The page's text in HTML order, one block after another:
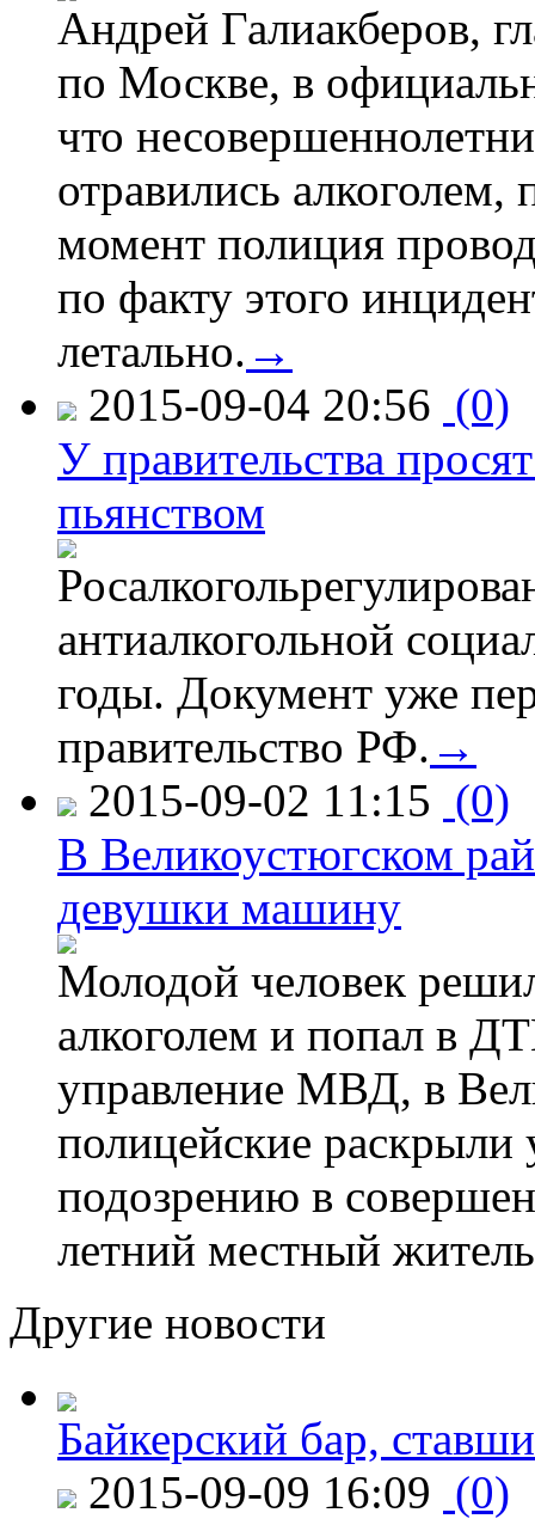
Андрей Галиакберов,
по Москве, в
что
отравились
момент полиция
по факту этого
летально. →
2015-09-04 20:56 (0)
У правительства
пьянством
антиалкогольной
годы. Документ уже
правительство РФ. →
2015-09-02 11:15 (0)
В Великоустюгском
девушки машину
Молодой человек
алкоголем и попал в
управление МВД, в
полицейские
подозрению в
летний местный
Другие новости
Байкерский бар,
2015-09-09 16:09 (0)